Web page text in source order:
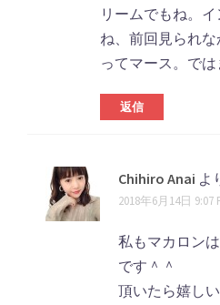
ン
リームでもね。
ね、前回見られ
ってマース。で
返信
Chihiro Anai よ
2018年6月14日 9:07
私もマカロン
です＾＾
頂いたら嬉し